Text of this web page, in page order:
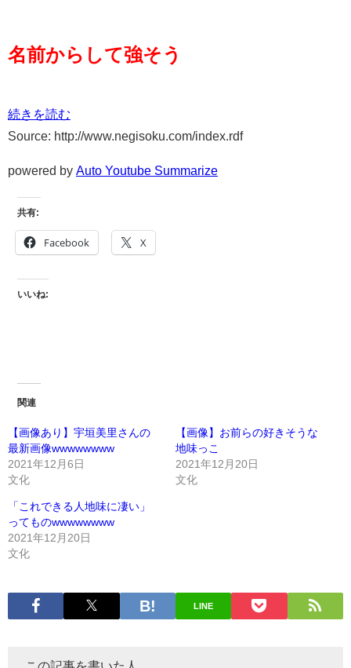
名前からして強そう
続きを読む
Source: http://www.negisoku.com/index.rdf
powered by Auto Youtube Summarize
共有:
Facebook X
いいね:
関連
【画像あり】宇垣美里さんの
最新画像wwwwwwww
2021年12月6日
文化
【画像】お前らの好きそうな
地味っこ
2021年12月20日
文化
「これできる人地味に凄い」
ってものwwwwwwww
2021年12月20日
文化
LINE